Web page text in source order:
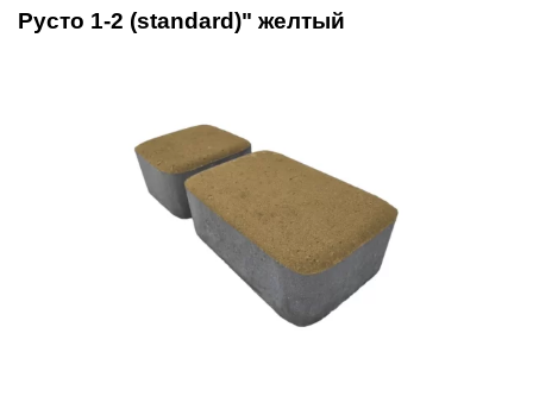
Русто 1-2 (standard)" желтый